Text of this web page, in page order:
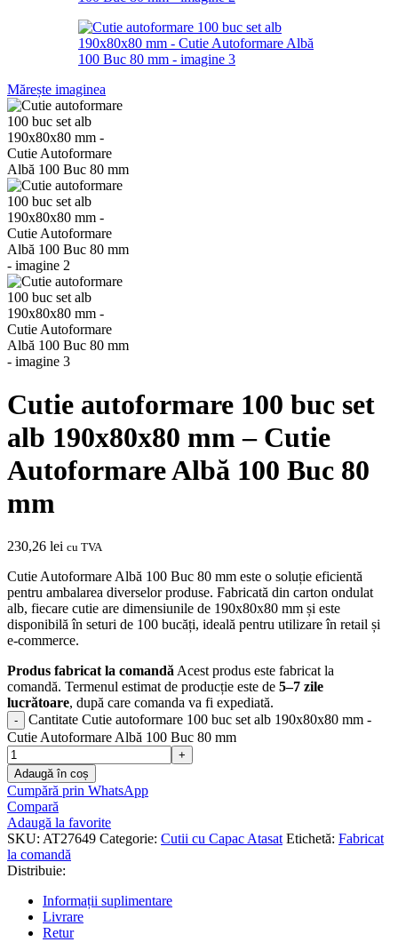
Mărește imaginea
Cutie autoformare 100 buc set
alb 190x80x80 mm – Cutie
Autoformare Albă 100 Buc 80
mm
230,26 lei cu TVA
Cutie Autoformare Albă 100 Buc 80 mm este o soluție eficientă
pentru ambalarea diverselor produse. Fabricată din carton ondulat
alb, fiecare cutie are dimensiunile de 190x80x80 mm și este
disponibilă în seturi de 100 bucăți, ideală pentru utilizare în retail și
e-commerce.
Produs fabricat la comandăAcest produs este fabricat la
comandă. Termenul estimat de producție este de 5–7 zile
lucrătoare, după care comanda va fi expediată.
Cantitate Cutie autoformare 100 buc set alb 190x80x80 mm -
Cutie Autoformare Albă 100 Buc 80 mm
Adaugă în coș
Cumpără prin WhatsApp
Compară
Adaugă la favorite
SKU: AT27649 Categorie: Cutii cu Capac Atasat Etichetă: Fabricat
la comandă
Distribuie:
Informații suplimentare
Livrare
Retur